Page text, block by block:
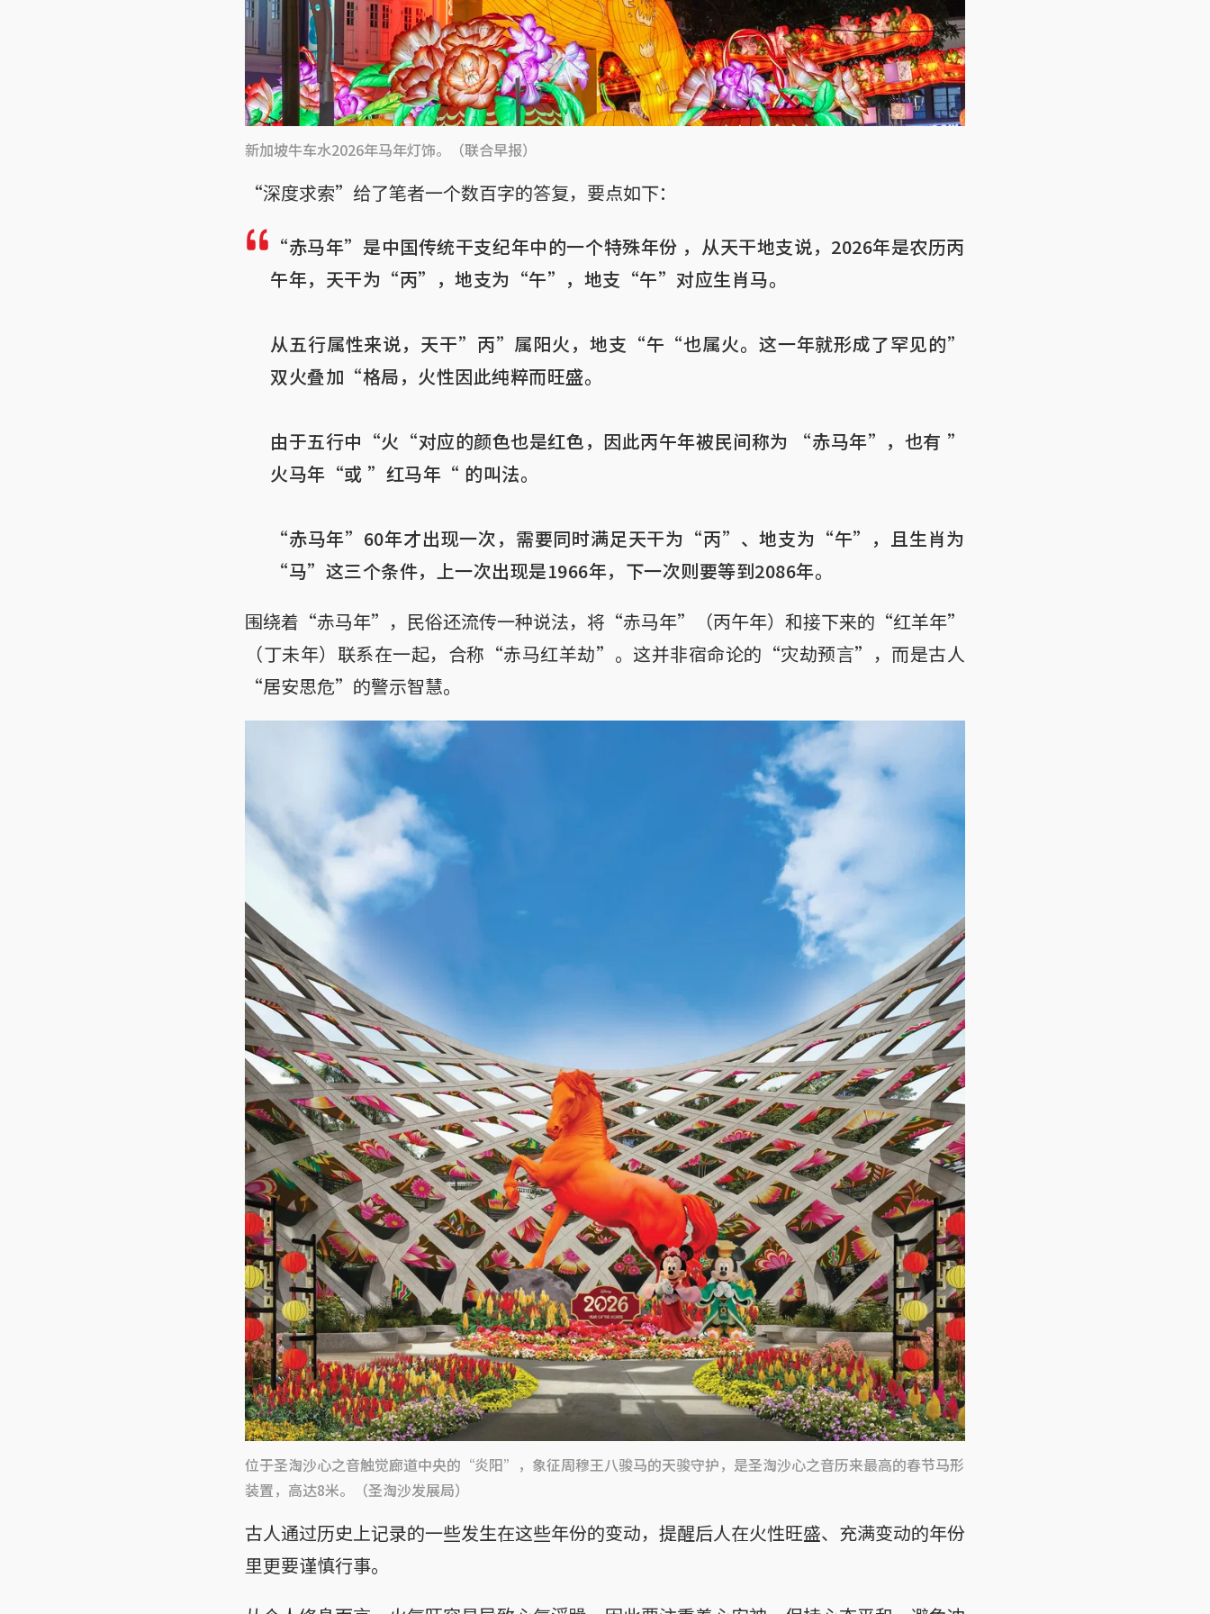
新加坡牛车水2026年马年灯饰。（联合早报）
“深度求索”给了笔者一个数百字的答复，要点如下：
“赤马年”是中国传统干支纪年中的一个特殊年份 ，从天干地支说，2026年是农历丙
午年，天干为“丙”，地支为“午”，地支“午”对应生肖马。
从五行属性来说，天干”丙”属阳火，地支“午“也属火。这一年就形成了罕见的”
双火叠加“格局，火性因此纯粹而旺盛。
由于五行中“火“对应的颜色也是红色，因此丙午年被民间称为 “赤马年”，也有 ”
火马年“或 ”红马年“ 的叫法。
“赤马年”60年才出现一次，需要同时满足天干为“丙”、地支为“午”，且生肖为
“马”这三个条件，上一次出现是1966年，下一次则要等到2086年。
围绕着“赤马年”，民俗还流传一种说法，将“赤马年”（丙午年）和接下来的“红羊年”
（丁未年）联系在一起，合称“赤马红羊劫”。这并非宿命论的“灾劫预言”，而是古人
“居安思危”的警示智慧。
位于圣淘沙心之音触觉廊道中央的“炎阳”，象征周穆王八骏马的天骏守护，是圣淘沙心之音历来最高的春节马形
装置，高达8米。（圣淘沙发展局）
古人通过历史上记录的一些发生在这些年份的变动，提醒后人在火性旺盛、充满变动的年份
里更要谨慎行事。